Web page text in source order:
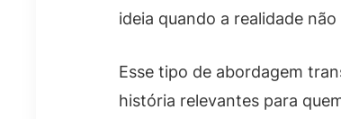
ideia quando a realidade
Esse tipo de abordagem
história relevantes para